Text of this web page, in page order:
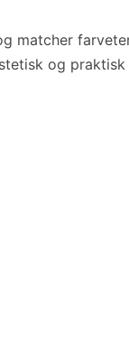
matcher
og praktisk